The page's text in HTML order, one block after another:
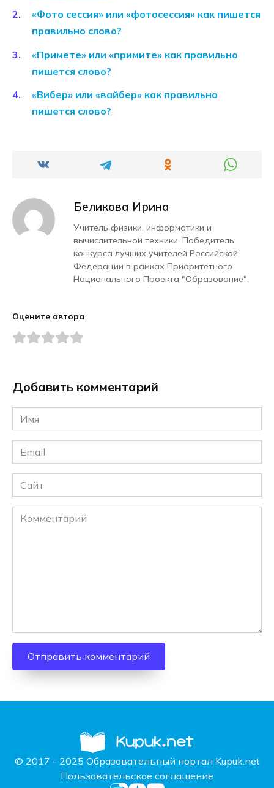
«Фото сессия» или «фотосессия» как пишется
правильно слово?
«Примете» или «примите» как правильно
пишется слово?
«Вибер» или «вайбер» как правильно
пишется слово?
Беликова Ирина
Учитель физики, информатики и
вычислительной техники. Победитель
конкурса лучших учителей Российской
Федерации в рамках Приоритетного
Национального Проекта "Образование".
Оцените автора
Добавить комментарий
Имя
*
Email
*
Сайт
Комментарий
© 2017 - 2025 Образовательный портал Kupuk.net
Пользовательское соглашение